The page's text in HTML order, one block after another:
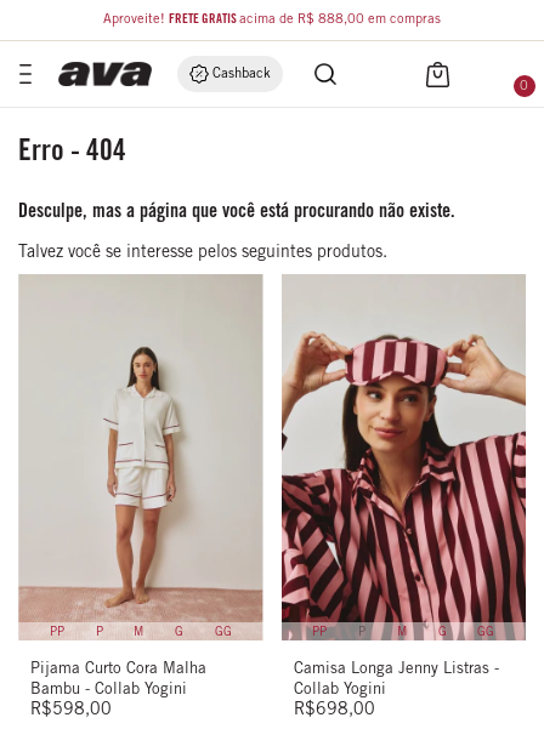
Aproveite! FRETE GRÁTISacima de R$ 888,00 em compras
Cashback
0
Erro - 404
Desculpe, mas a página que você está procurando não existe.
Talvez você se interesse pelos seguintes produtos.
PP P M G GG
Pijama Curto Cora Malha
Bambu - Collab Yogini
R$598,00
PP P M G GG
Camisa Longa Jenny Listras -
Collab Yogini
R$698,00